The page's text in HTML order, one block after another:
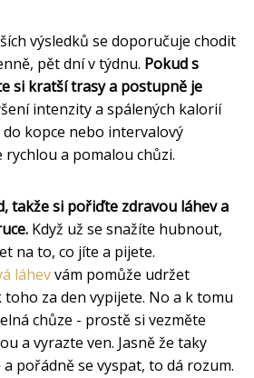
výsledků se doporučuje chodit
pět dní v týdnu. Pokud s
si kratší trasy a postupně je
intenzity a spálených kalorií
kopce nebo intervalový
a pomalou chůzi.
takže si pořiďte zdravou láhev a
Když už se snažíte hubnout,
na to, co jíte a pijete.
láhevvám pomůže udržet
za den vypijete. No a k tomu
chůze - prostě si vezměte
a vyrazte ven. Jasně že taky
pořádně se vyspat, to dá rozum.